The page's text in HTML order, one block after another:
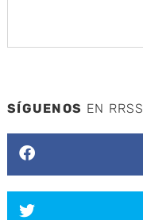
SÍGUENOS EN RRSS